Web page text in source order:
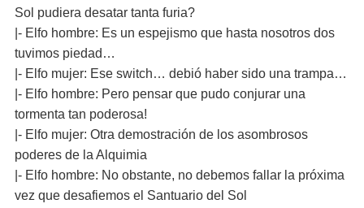
Sol pudiera desatar tanta furia?
|- Elfo hombre: Es un espejismo que hasta nosotros dos
tuvimos piedad…
|- Elfo mujer: Ese switch… debió haber sido una trampa…
|- Elfo hombre: Pero pensar que pudo conjurar una
tormenta tan poderosa!
|- Elfo mujer: Otra demostración de los asombrosos
poderes de la Alquimia
|- Elfo hombre: No obstante, no debemos fallar la próxima
vez que desafiemos el Santuario del Sol